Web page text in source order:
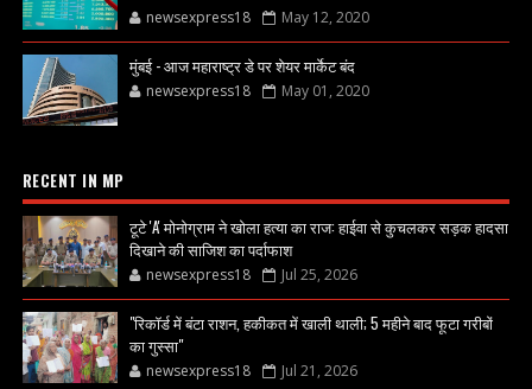
newsexpress18 May 12, 2020
मुंबई - आज महाराष्ट्र डे पर शेयर मार्केट बंद
newsexpress18 May 01, 2020
RECENT IN MP
टूटे 'A' मोनोग्राम ने खोला हत्या का राज: हाईवा से कुचलकर सड़क हादसा
दिखाने की साजिश का पर्दाफाश
newsexpress18 Jul 25, 2026
"रिकॉर्ड में बंटा राशन, हकीकत में खाली थाली; 5 महीने बाद फूटा गरीबों
का गुस्सा"
newsexpress18 Jul 21, 2026